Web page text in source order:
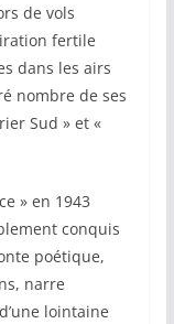
de vols
fertile
dans les airs
nombre de ses
Sud » et «
» en 1943
conquis
poétique,
narre
lointaine